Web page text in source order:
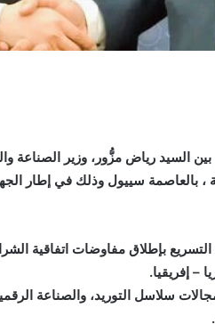
إجتماع رسمي بين السيد رياض مزُّور، وزير
بالعاصمة سييول وذلك في إطار
بإطلاق مفاوضات اتفاقية
– إفريقيا.
سلاسل التوريد، والصناعة